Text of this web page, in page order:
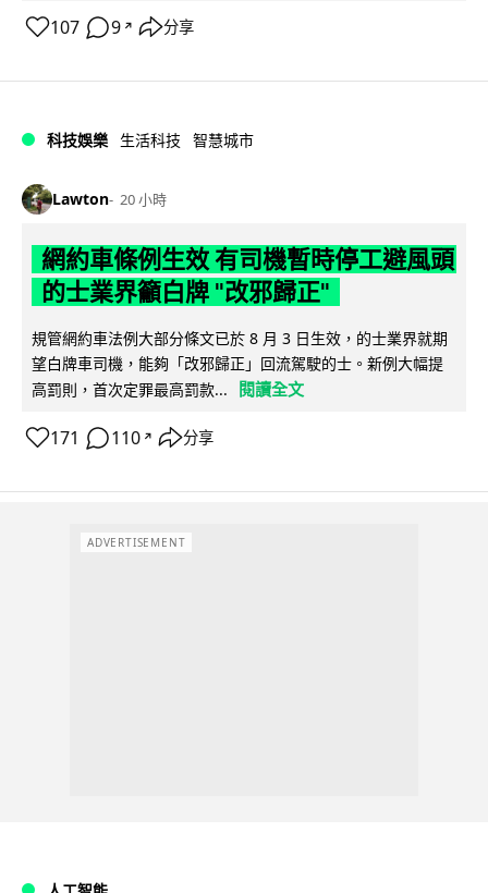
107 9 ↗ 分享
科技娛樂 生活科技 智慧城市
Lawton 20 小時
網約車條例生效 有司機暫時停工避風頭
的士業界籲白牌 "改邪歸正"
規管網約車法例大部分條文已於 8 月 3 日生效，的士業界就期
望白牌車司機，能夠「改邪歸正」回流駕駛的士。新例大幅提
高罰則，首次定罪最高罰款...
閱讀全文
171 110 ↗ 分享
ADVERTISEMENT